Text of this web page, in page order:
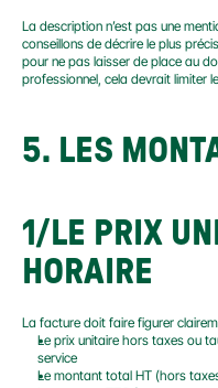
La description n’est pas une
conseillons de décrire le plus
pour ne pas laisser de place au
professionnel, cela devrait limiter
5. LES
1/LE PRIX
HORAIRE
La facture doit faire figurer
Le prix unitaire hors taxes ou
service
Le montant total HT (hors